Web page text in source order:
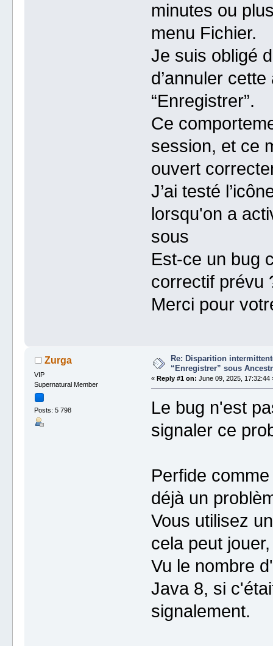
minutes ou
menu Fichier.
Je suis obligé
d’annuler
“Enregistrer”.
Ce
session, et ce
ouvert
J’ai testé
lorsqu'on a
sous
Est-ce un bug
correctif prévu
Merci pour
Zurga
VIP
Supernatural Member
Posts: 5 798
Re: Disparition
“Enregistrer” sous
« Reply #1 on: June 09, 2025, 17:32:44
Le bug n'est
signaler ce
Perfide
déjà un
Vous utilisez
cela peut
Vu le nombre
Java 8, si
signalement.